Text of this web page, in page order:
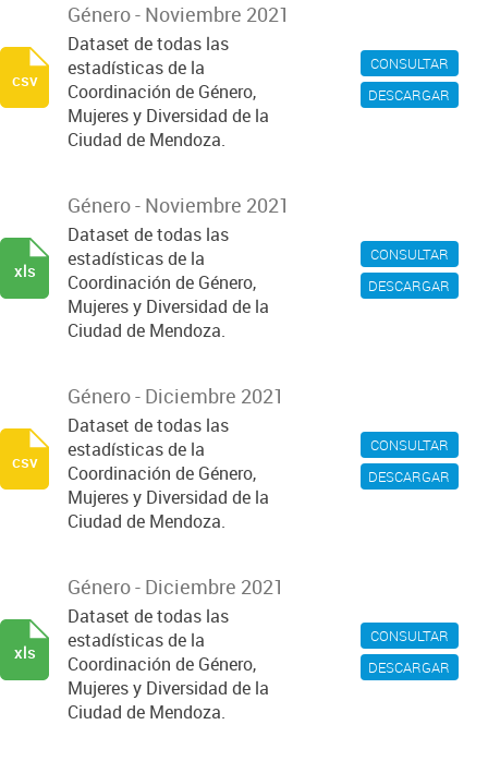
CONSULTAR
DESCARGAR
Género - Noviembre 2021
Dataset de todas las
estadísticas de la
Coordinación de Género,
Mujeres y Diversidad de la
Ciudad de Mendoza.
csv
CONSULTAR
DESCARGAR
Género - Noviembre 2021
Dataset de todas las
estadísticas de la
Coordinación de Género,
Mujeres y Diversidad de la
Ciudad de Mendoza.
xls
CONSULTAR
DESCARGAR
Género - Diciembre 2021
Dataset de todas las
estadísticas de la
Coordinación de Género,
Mujeres y Diversidad de la
Ciudad de Mendoza.
csv
CONSULTAR
DESCARGAR
Género - Diciembre 2021
Dataset de todas las
estadísticas de la
Coordinación de Género,
Mujeres y Diversidad de la
Ciudad de Mendoza.
xls